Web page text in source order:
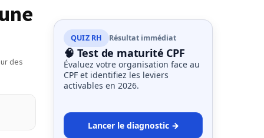
des
QUIZ RH Résultat immédiat
🧠 Test de maturité CPF
Évaluez votre organisation face au
CPF et identifiez les leviers
activables en 2026.
Lancer le diagnostic →